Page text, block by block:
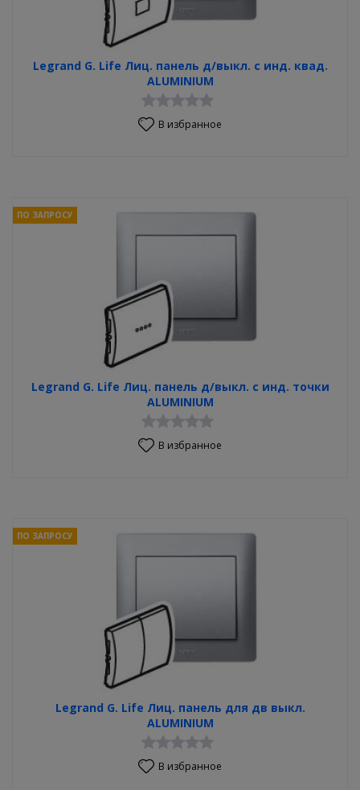
Legrand G. Life Лиц. панель д/выкл. с инд. квад.
ALUMINIUM
В избранное
Legrand G. Life Лиц. панель д/выкл. с инд. точки
ALUMINIUM
ПО ЗАПРОСУ
В избранное
Legrand G. Life Лиц. панель для дв выкл.
ALUMINIUM
ПО ЗАПРОСУ
В избранное